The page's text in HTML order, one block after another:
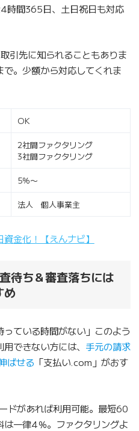
時間365日、土日祝日も対応
引先に知られることもありま
。少額から対応してくれま
OK
2社間ファクタリング
3社間ファクタリング
5％〜
法人 個人事業主
金化！【えんナビ】
待ち＆審査落ちには
め
っている時間がない」このよう
できない方には、 手元の請求
ばせる 「支払い.com」がおす
ドがあれば利用可能。最短60
一律4％。ファクタリングよ